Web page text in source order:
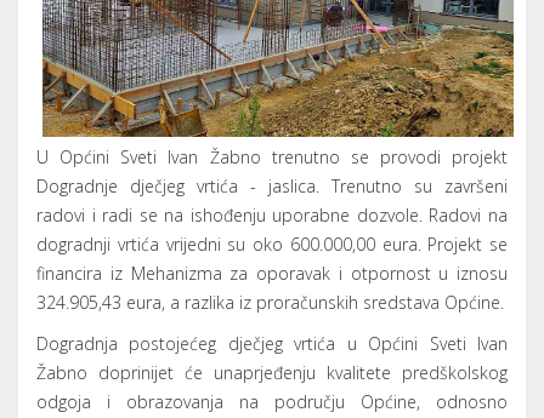
U Općini Sveti Ivan Žabno trenutno se provodi projekt
Dogradnje dječjeg vrtića - jaslica. Trenutno su završeni
radovi i radi se na ishođenju uporabne dozvole. Radovi na
dogradnji vrtića vrijedni su oko 600.000,00 eura. Projekt se
financira iz Mehanizma za oporavak i otpornost u iznosu
324.905,43 eura, a razlika iz proračunskih sredstava Općine.
Dogradnja postojećeg dječjeg vrtića u Općini Sveti Ivan
Žabno doprinijet će unaprjeđenju kvalitete predškolskog
odgoja i obrazovanja na području Općine, odnosno